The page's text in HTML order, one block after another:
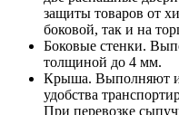
защиты товаров от
боковой, так и на
Боковые стенки.
толщиной до 4 мм.
Крыша. Выполняют
удобства
При перевозке